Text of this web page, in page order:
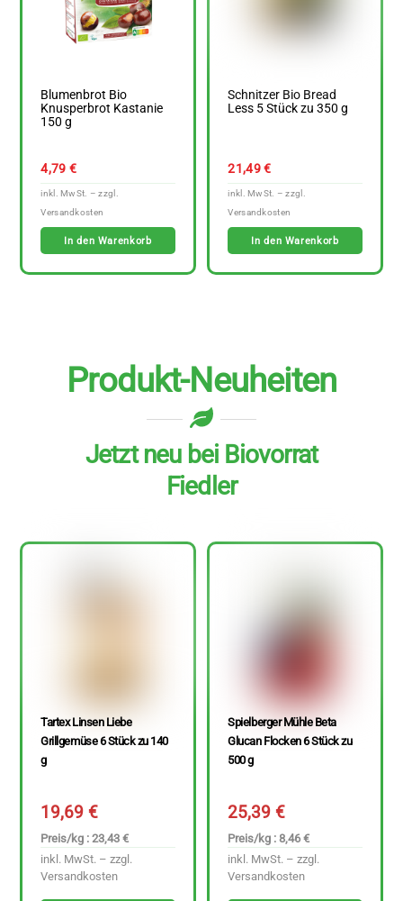
Blumenbrot Bio
Knusperbrot Kastanie
150 g
4,79 €
In den Warenkorb
Schnitzer Bio Bread
Less 5 Stück zu 350 g
21,49€
In den Warenkorb
Produkt-Neuheiten
Jetzt neu bei Biovorrat
Fiedler
Tartex Linsen Liebe
Grillgemüse 6 Stück zu 140
g
19,69€
Preis/kg : 23,43 €
inkl. MwSt. – zzgl.
Versandkosten
Spielberger Mühle Beta
Glucan Flocken 6 Stück zu
500 g
25,39€
Preis/kg : 8,46 €
inkl. MwSt. – zzgl.
Versandkosten